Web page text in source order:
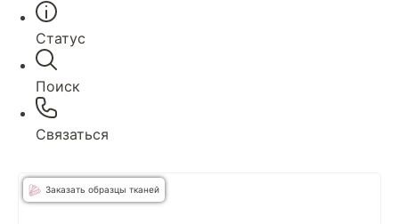
Статус
Поиск
Связаться
Заказать образцы тканей